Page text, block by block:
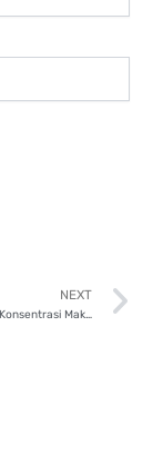
NEXT
Mau Fokus dan Konsentrasi Maksimal? Konsumsi 7 Makanan Ini!